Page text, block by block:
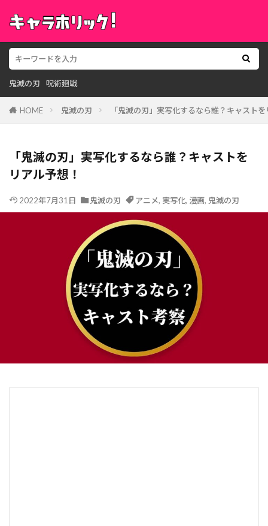
鬼滅の刃 呪術廻戦
HOME 鬼滅の刃 「鬼滅の刃」実写化するなら誰？キャスト
「鬼滅の刃」実写化するなら誰？キャストを
リアル予想！
2022年7月31日 鬼滅の刃 アニメ, 実写化, 漫画, 鬼滅の刃